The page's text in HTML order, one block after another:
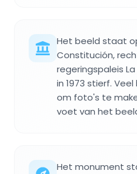
Het beeld staat
Constitución,
regeringspaleis
in 1973 stierf.
om foto's te
voet van het
Het monument